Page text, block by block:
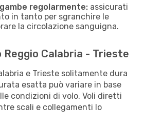
regolarmente: assicurati
in tanto per sgranchire le
la circolazione sanguigna.
Reggio Calabria - Trieste
e Trieste solitamente dura
esatta può variare in base
condizioni di volo. Voli diretti
scali e collegamenti lo